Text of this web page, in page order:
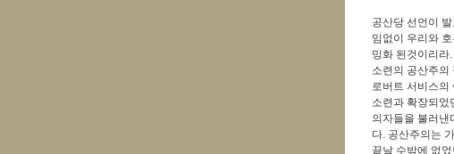
공산당 선언이
임없이 우리와
밍화 된것이리라
소련의 공산주의
로버트 서비스의
소련과 확장되었
의자들을 불러낸
다. 공산주의는
끝날 수밖에 없